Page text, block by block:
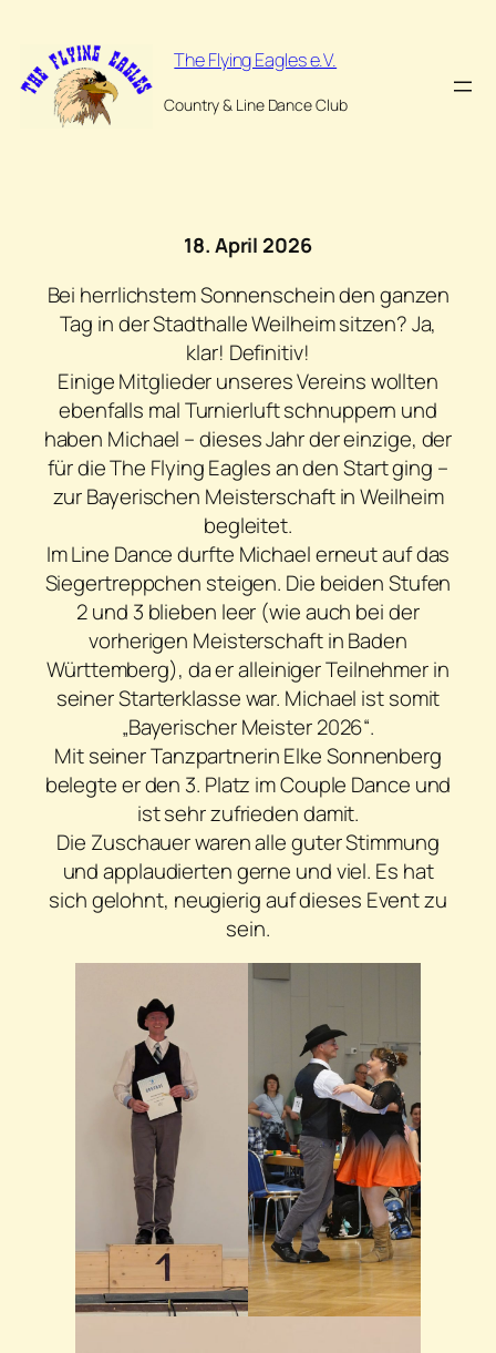
Inhalt
springen
The Flying Eagles e.V.
Country & Line Dance Club
18. April 2026
Bei herrlichstem Sonnenschein den ganzen
Tag in der Stadthalle Weilheim sitzen? Ja,
klar! Definitiv!
Einige Mitglieder unseres Vereins wollten
ebenfalls mal Turnierluft schnuppern und
haben Michael – dieses Jahr der einzige, der
für die The Flying Eagles an den Start ging –
zur Bayerischen Meisterschaft in Weilheim
begleitet.
Im Line Dance durfte Michael erneut auf das
Siegertreppchen steigen. Die beiden Stufen
2 und 3 blieben leer (wie auch bei der
vorherigen Meisterschaft in Baden
Württemberg), da er alleiniger Teilnehmer in
seiner Starterklasse war. Michael ist somit
„Bayerischer Meister 2026“.
Mit seiner Tanzpartnerin Elke Sonnenberg
belegte er den 3. Platz im Couple Dance und
ist sehr zufrieden damit.
Die Zuschauer waren alle guter Stimmung
und applaudierten gerne und viel. Es hat
sich gelohnt, neugierig auf dieses Event zu
sein.